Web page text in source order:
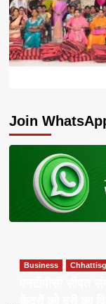
Join
Business